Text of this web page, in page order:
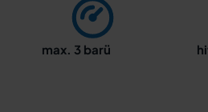
max. 3 barü